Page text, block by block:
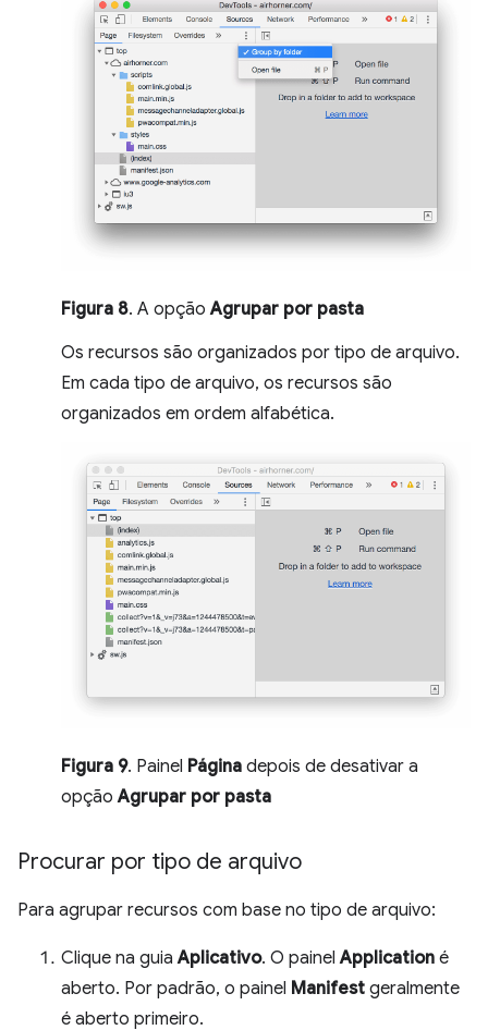
Figura 8. A opçãoAgrupar por pasta
Os recursos são organizados por tipo de arquivo.
Em cada tipo de arquivo, os recursos são
organizados em ordem alfabética.
Figura 9. Painel Página depois de desativar a
opçãoAgrupar por pasta
Procurar por tipo de arquivo
Para agrupar recursos com base no tipo de arquivo:
Clique na guiaAplicativo. O painelApplication é
aberto. Por padrão, o painel Manifest geralmente
é aberto primeiro.